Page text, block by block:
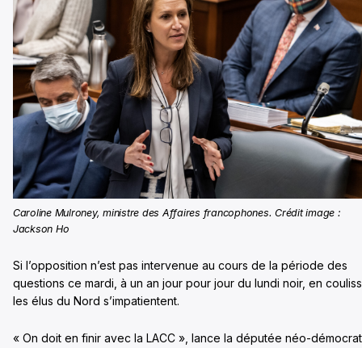
Caroline Mulroney, ministre des Affaires francophones. Crédit image :
Jackson Ho
Si l’opposition n’est pas intervenue au cours de la période des
questions ce mardi, à un an jour pour jour du lundi noir, en
les élus du Nord s’impatientent.
« On doit en finir avec la LACC », lance la députée néo-